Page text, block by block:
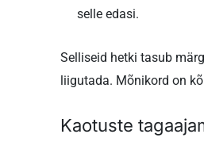
selle edasi.
Selliseid hetki tasub
liigutada. Mõnikord on
Kaotuste